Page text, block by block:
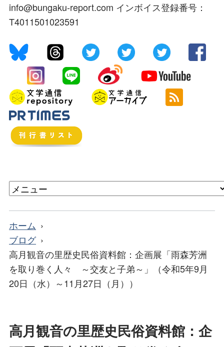
info@bungaku-report.com インボイス登録番号：
T4011501023591
ホーム
ブログ
高月観音の里歴史民俗資料館：企画展「雨森芳洲
を取り巻く人々 ～交友と子弟～」（令和5年9月
20日（水）～11月27日（月））
高月観音の里歴史民俗資料館：企